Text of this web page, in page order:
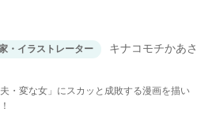
・イラストレーター
キナコモチかあさ
夫・変な女」にスカッと成敗する漫画を描い